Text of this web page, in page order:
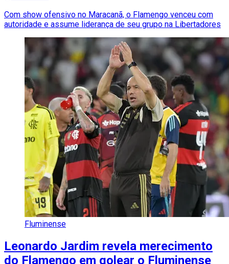
Com show ofensivo no Maracanã, o Flamengo venceu com
autoridade e assume liderança de seu grupo na Libertadores
Fluminense
Leonardo Jardim revela merecimento
do Flamengo em golear o Fluminense